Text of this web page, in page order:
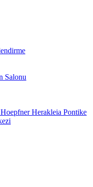
Salonu
Herakleia Pontike